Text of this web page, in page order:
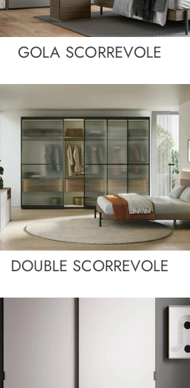
GOLA SCORREVOLE
DOUBLE SCORREVOLE